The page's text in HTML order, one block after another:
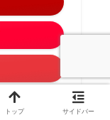
ポチップ
トップ サイドバー